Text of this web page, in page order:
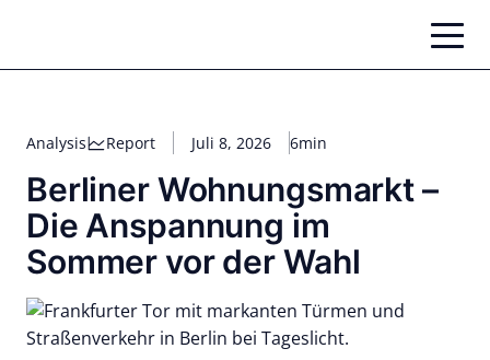
springen
Analysis Report Juli 8, 2026 6min
Berliner Wohnungsmarkt –
Die Anspannung im
Sommer vor der Wahl